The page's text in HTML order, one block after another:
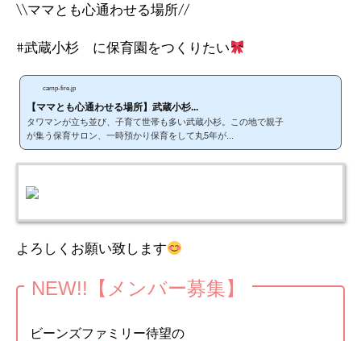
\\ママとも心通わせる場所//
#武蔵小杉 に保育園をつくりたい
camp-fire.jp
【ママとも心通わせる場所】武蔵小杉...
タワマンが立ち並び、子育て世帯も多い武蔵小杉。この地で親子
が集う保育サロン、一時預かり保育をして丸5年が...
よろしくお願い致します
NEW!!【メンバー募集】
ビーンズファミリー待望の